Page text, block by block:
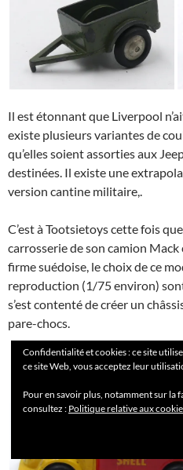
Il est étonnant que Liverpool
existe plusieurs variantes de
qu’elles soient assorties aux
destinées. Il existe une
version cantine militaire,.
C’est à Tootsietoys cette fois
carrosserie de son camion Mack
firme suédoise, le choix de ce
reproduction (1/75 environ)
s’est contenté de créer un
pare-chocs.
Confidentialité et cookies : ce site
ce site Web, vous acceptez leur
Pour en savoir plus, notamment sur la
consultez : Politique relative aux